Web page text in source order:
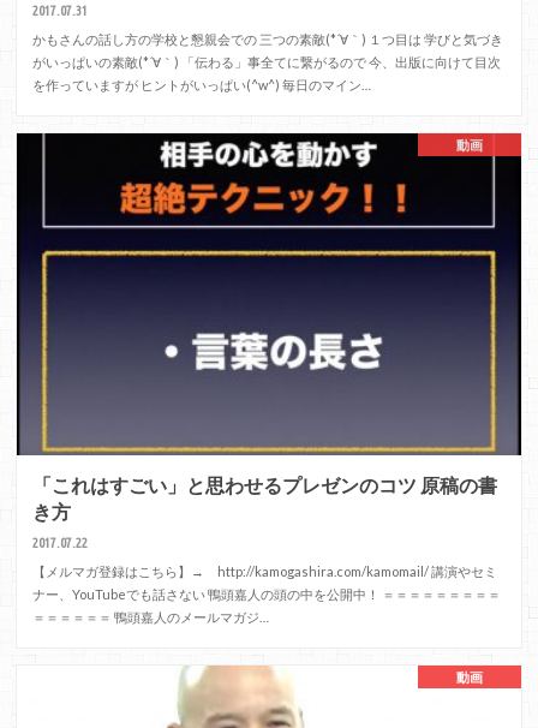
2017.07.31
かもさんの話し方の学校と懇親会での 三つの素敵(*´∀｀) １つ目は 学びと気づき
がいっぱいの素敵(*´∀｀) 「伝わる」事全てに繋がるので 今、出版に向けて目次
を作っていますが ヒントがいっぱい(^w^) 毎日のマイン…
動画
「これはすごい」と思わせるプレゼンのコツ 原稿の書
き方
2017.07.22
【メルマガ登録はこちら】→ http://kamogashira.com/kamomail/ 講演やセミ
ナー、YouTubeでも話さない 鴨頭嘉人の頭の中を公開中！ ＝＝＝＝＝＝＝＝＝
＝＝＝＝＝＝ 鴨頭嘉人のメールマガジ…
動画